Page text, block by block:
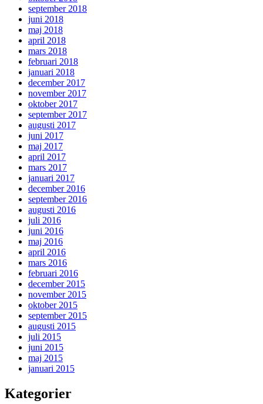
september 2018
juni 2018
maj 2018
april 2018
mars 2018
februari 2018
januari 2018
december 2017
november 2017
oktober 2017
september 2017
augusti 2017
juni 2017
maj 2017
april 2017
mars 2017
januari 2017
december 2016
september 2016
augusti 2016
juli 2016
juni 2016
maj 2016
april 2016
mars 2016
februari 2016
december 2015
november 2015
oktober 2015
september 2015
augusti 2015
juli 2015
juni 2015
maj 2015
januari 2015
Kategorier